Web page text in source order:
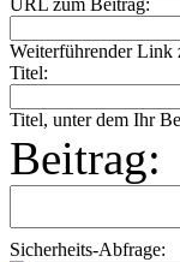
URL zum Beitrag:
Weiterführender Link
Titel:
Titel, unter dem Ihr
Beitrag:
Sicherheits-Abfrage: